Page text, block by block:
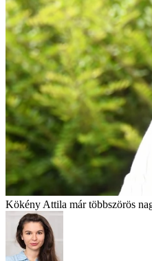
Kökény Attila már többszörös